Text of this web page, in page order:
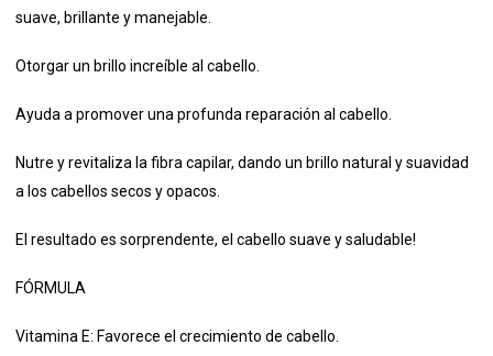
suave, brillante y manejable.
Otorgar un brillo increíble al cabello.
Ayuda a promover una profunda reparación al cabello.
Nutre y revitaliza la fibra capilar, dando un brillo natural y suavidad
a los cabellos secos y opacos.
El resultado es sorprendente, el cabello suave y saludable!
FÓRMULA
Vitamina E: Favorece el crecimiento de cabello.